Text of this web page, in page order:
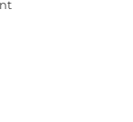
on